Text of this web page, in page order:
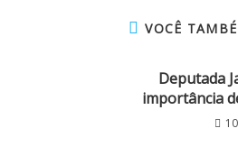
VOCÊ
Deputada
importância